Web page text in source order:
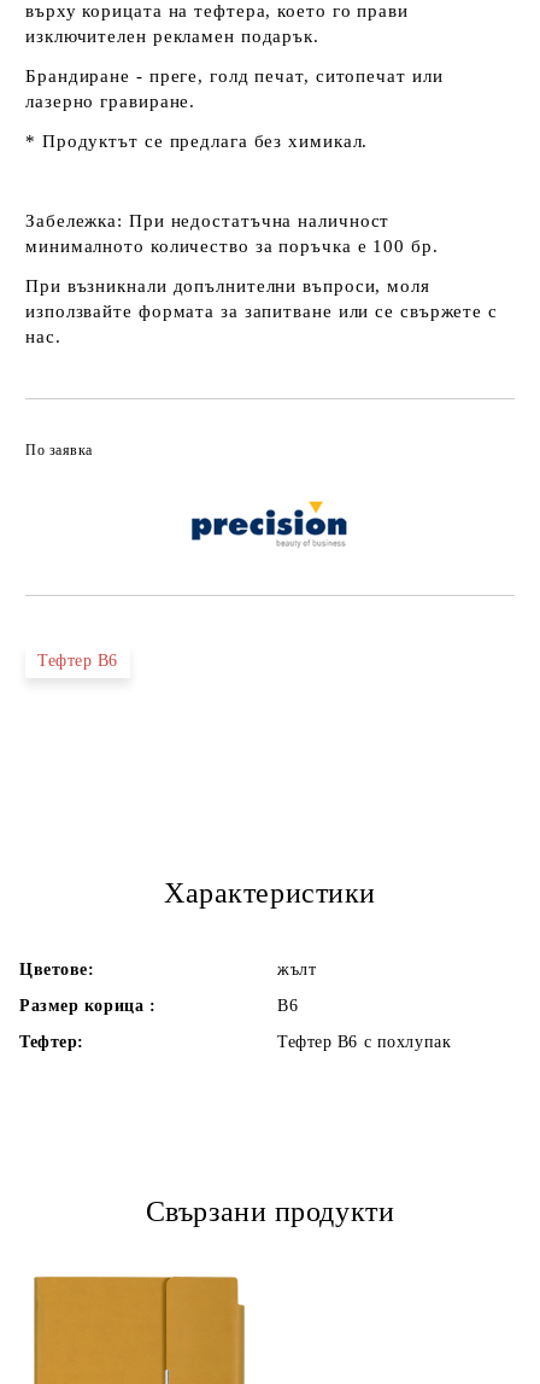
върху корицата на тефтера, което го прави
изключителен рекламен подарък.
Брандиране - преге, голд печат, ситопечат или
лазерно гравиране.
* Продуктът се предлага без химикал.
Забележка: При недостатъчна наличност
минималното количество за поръчка е 100 бр.
При възникнали допълнителни въпроси, моля
използвайте формата за запитване или се свържете с
нас.
По заявка
Тефтер В6
Характеристики
Цветове:
жълт
Размер корица :
В6
Тефтер:
Тефтер В6 с похлупак
Свързани продукти